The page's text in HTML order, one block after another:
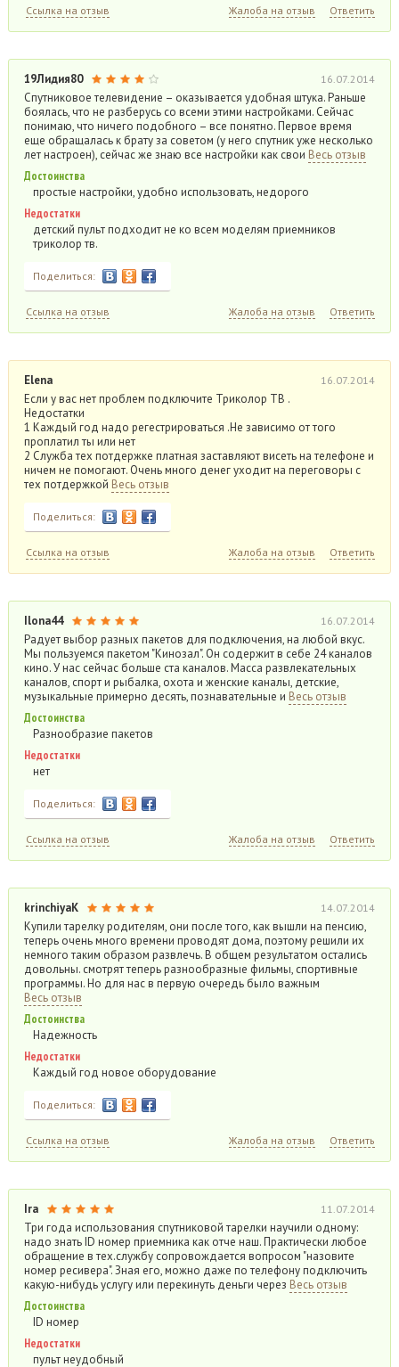
Ссылка на отзыв Жалоба на отзыв Ответить
19Лидия80 16.07.2014
Спутниковое телевидение – оказывается удобная штука. Раньше
боялась, что не разберусь со всеми этими настройками. Сейчас
понимаю, что ничего подобного – все понятно. Первое время
еще обращалась к брату за советом (у него спутник уже несколько
лет настроен), сейчас же знаю все настройки как свои Весь отзыв
Достоинства
простые настройки, удобно использовать, недорого
Недостатки
детский пульт подходит не ко всем моделям приемников
триколор тв.
Поделиться:
Ссылка на отзыв Жалоба на отзыв Ответить
Elena 16.07.2014
Если у вас нет проблем подключите Триколор ТВ .
Недостатки
1 Каждый год надо регестрироваться .Не зависимо от того
проплатил ты или нет
2 Служба тех потдержке платная заставляют висеть на телефоне и
ничем не помогают. Очень много денег уходит на переговоры с
тех потдержкой Весь отзыв
Поделиться:
Ссылка на отзыв Жалоба на отзыв Ответить
Ilona44 16.07.2014
Радует выбор разных пакетов для подключения, на любой вкус.
Мы пользуемся пакетом "Кинозал". Он содержит в себе 24 каналов
кино. У нас сейчас больше ста каналов. Масса развлекательных
каналов, спорт и рыбалка, охота и женские каналы, детские,
музыкальные примерно десять, познавательные и Весь отзыв
Достоинства
Разнообразие пакетов
Недостатки
нет
Поделиться:
Ссылка на отзыв Жалоба на отзыв Ответить
krinchiyaK 14.07.2014
Купили тарелку родителям, они после того, как вышли на пенсию,
теперь очень много времени проводят дома, поэтому решили их
немного таким образом развлечь. В общем результатом остались
довольны. смотрят теперь разнообразные фильмы, спортивные
программы. Но для нас в первую очередь было важным
Весь отзыв
Достоинства
Надежность
Недостатки
Каждый год новое оборудование
Поделиться:
Ссылка на отзыв Жалоба на отзыв Ответить
Ira 11.07.2014
Три года использования спутниковой тарелки научили одному:
надо знать ID номер приемника как отче наш. Практически любое
обращение в тех.службу сопровождается вопросом "назовите
номер ресивера". Зная его, можно даже по телефону подключить
какую-нибудь услугу или перекинуть деньги через Весь отзыв
Достоинства
ID номер
Недостатки
пульт неудобный